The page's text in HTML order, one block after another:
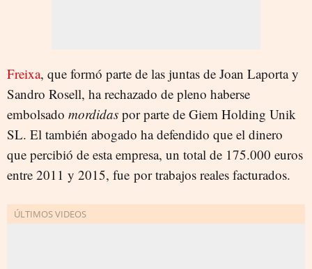
Freixa, que formó parte de las juntas de Joan Laporta y
Sandro Rosell, ha rechazado de pleno haberse
embolsado mordidas por parte de Giem Holding Unik
SL. El también abogado ha defendido que el dinero
que percibió de esta empresa, un total de 175.000 euros
entre 2011 y 2015, fue por trabajos reales facturados.